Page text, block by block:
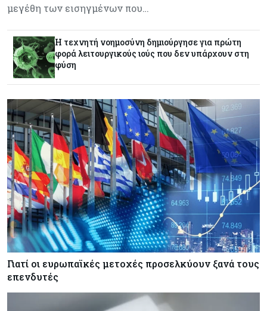
Ενέργεια
στέγες διευρύνει την επιδότησή τους
Κόσμος
Fed: Βαθαίνει η διαφωνία για τα επιτόκια – Στο
επίκεντρο η επίμονη ακρίβεια
Κόσμος 08-08-2026
Ορμούζ: Πάνω από $510.000 την ημέρα για ένα
VLCC – Η αγορά πληρώνει πλέον τον κίνδυνο
και όχι τα μίλια
Κόσμος 08-08-2026
Αγορές ακινήτων: Οι 10 πιο ακριβές ευρωπαϊκές
πόλεις για αγορά σπιτιού (πίνακας)
Κόσμος 08-08-2026
Οι πυρκαγιές κατακαίνε την Ευρώπη, αλλά οι
ζημιές δεν είναι ασφαλισμένες
μεγέθη των εισηγμένων που…
Η τεχνητή νοημοσύνη δημιούργησε για πρώτη
φορά λειτουργικούς ιούς που δεν υπάρχουν στη
φύση
Γιατί οι ευρωπαϊκές μετοχές προσελκύουν ξανά τους
επενδυτές